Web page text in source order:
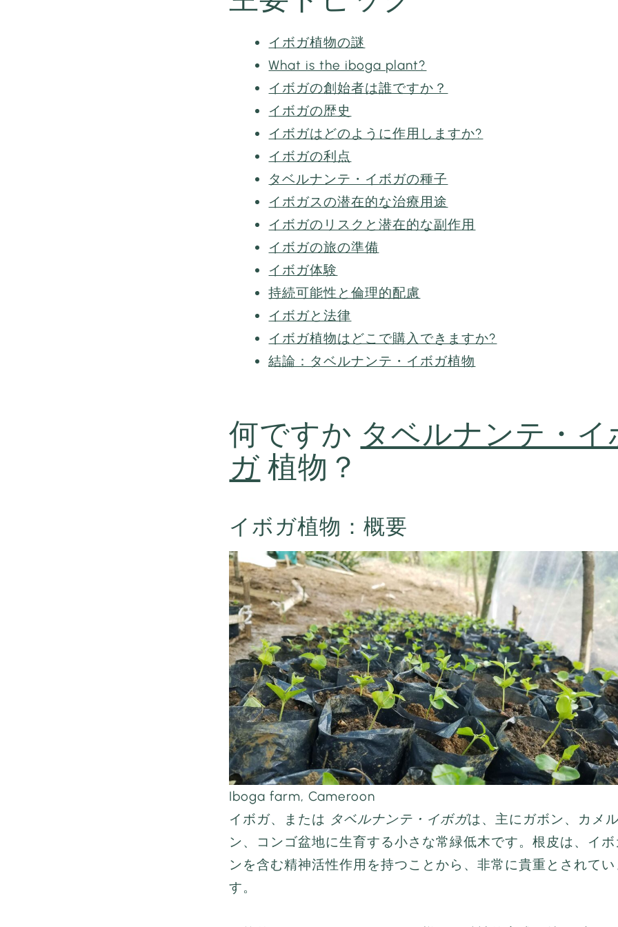
イボガ植物の謎
What is the iboga plant?
イボガの創始者は誰ですか？
イボガの歴史
イボガはどのように作用しますか?
イボガの利点
タベルナンテ・イボガの種子
イボガスの潜在的な治療用途
イボガのリスクと潜在的な副作用
イボガの旅の準備
イボガ体験
持続可能性と倫理的配慮
イボガと法律
イボガ植物はどこで購入できますか?
結論：タベルナンテ・イボガ植物
何ですか タベルナンテ・イ
ガ 植物？
イボガ植物：概要
Iboga farm, Cameroon
イボガ、または タベルナンテ・イボガは、主にガボン、カメ
ン、コンゴ盆地に生育する小さな常緑低木です。根皮は、イ
ンを含む精神活性作用を持つことから、非常に貴重とされて
す。